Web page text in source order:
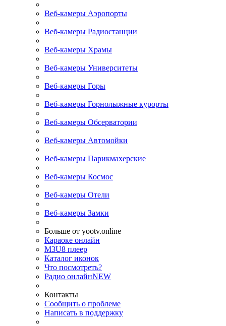
Веб-камеры Аэропорты
Веб-камеры Радиостанции
Веб-камеры Храмы
Веб-камеры Университеты
Веб-камеры Горы
Веб-камеры Горнолыжные курорты
Веб-камеры Обсерватории
Веб-камеры Автомойки
Веб-камеры Парикмахерские
Веб-камеры Космос
Веб-камеры Отели
Веб-камеры Замки
Больше от yootv.online
Караоке онлайн
M3U8 плеер
Каталог иконок
Что посмотреть?
Радио онлайнNEW
Контакты
Сообщить о проблеме
Написать в поддержку